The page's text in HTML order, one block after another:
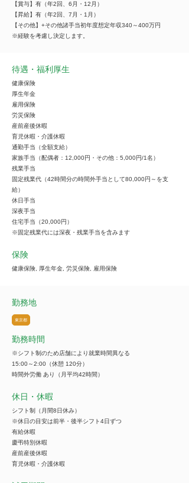
【賞与】有（年2回、6月・12月）
【昇給】有（年2回、7月・1月）
【その他】+その他諸手当初年度想定年収340～400万円
※経験を考慮し決定します。
待遇・福利厚生
健康保険
厚生年金
雇用保険
労災保険
産前産後休暇
育児休暇・介護休暇
通勤手当（全額支給）
家族手当（配偶者：12,000円・その他：5,000円/1名）
残業手当
固定残業代（42時間分の時間外手当として80,000円～を支
給）
休日手当
深夜手当
住宅手当（20,000円）
※固定残業代には深夜・残業手当を含みます
保険
健康保険, 厚生年金, 労災保険, 雇用保険
勤務地
東京都
勤務時間
※シフト制のため店舗により就業時間異なる
15:00～2:00（休憩 120分）
時間外労働 あり（月平均42時間）
休日・休暇
シフト制（月間8日休み）
※休日の目安は前半・後半シフト4日ずつ
有給休暇
慶弔特別休暇
産前産後休暇
育児休暇・介護休暇